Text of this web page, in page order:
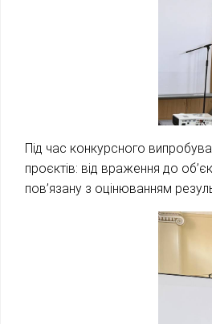
Під час конкурсного
проєктів: від враження до
пов’язану з оцінюванням